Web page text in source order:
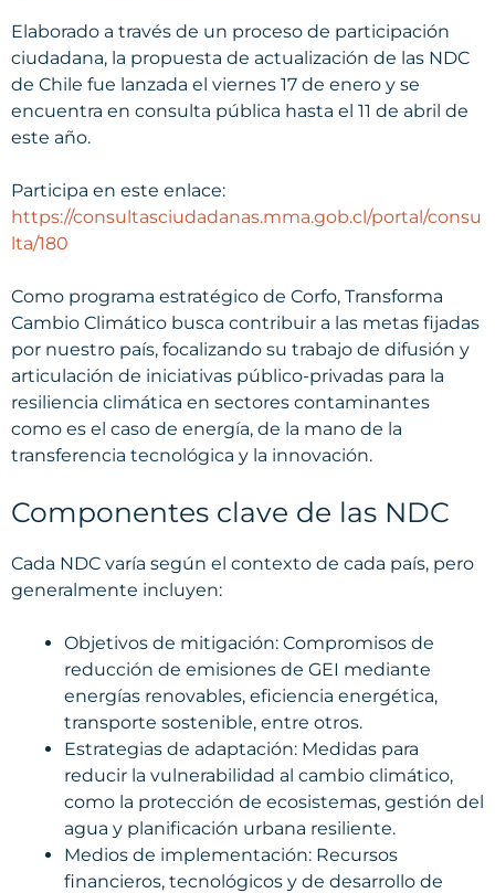
Elaborado a través de un proceso de participación
ciudadana, la propuesta de actualización de las NDC
de Chile fue lanzada el viernes 17 de enero y se
encuentra en consulta pública hasta el 11 de abril de
este año.
Participa en este enlace:
https://consultasciudadanas.mma.gob.cl/portal/consu
lta/180
Como programa estratégico de Corfo, Transforma
Cambio Climático busca contribuir a las metas fijadas
por nuestro país, focalizando su trabajo de difusión y
articulación de iniciativas público-privadas para la
resiliencia climática en sectores contaminantes
como es el caso de energía, de la mano de la
transferencia tecnológica y la innovación.
Componentes clave de las NDC
Cada NDC varía según el contexto de cada país, pero
generalmente incluyen:
Objetivos de mitigación: Compromisos de
reducción de emisiones de GEI mediante
energías renovables, eficiencia energética,
transporte sostenible, entre otros.
Estrategias de adaptación: Medidas para
reducir la vulnerabilidad al cambio climático,
como la protección de ecosistemas, gestión del
agua y planificación urbana resiliente.
Medios de implementación: Recursos
financieros, tecnológicos y de desarrollo de